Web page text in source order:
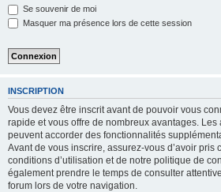
Se souvenir de moi
Masquer ma présence lors de cette session
INSCRIPTION
Vous devez être inscrit avant de pouvoir vous
rapide et vous offre de nombreux avantages.
peuvent accorder des fonctionnalités
Avant de vous inscrire, assurez-vous d’avoir pris
conditions d’utilisation et de notre politique de
également prendre le temps de consulter
forum lors de votre navigation.